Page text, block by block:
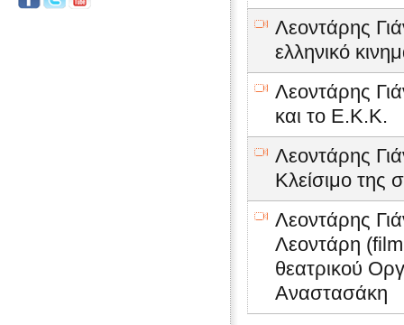
Λεοντάρης
ελληνικό
Λεοντάρης
και το Ε.Κ.Κ.
Λεοντάρης
Κλείσιμο της
Λεοντάρης
Λεοντάρη
θεατρικού
Αναστασάκη